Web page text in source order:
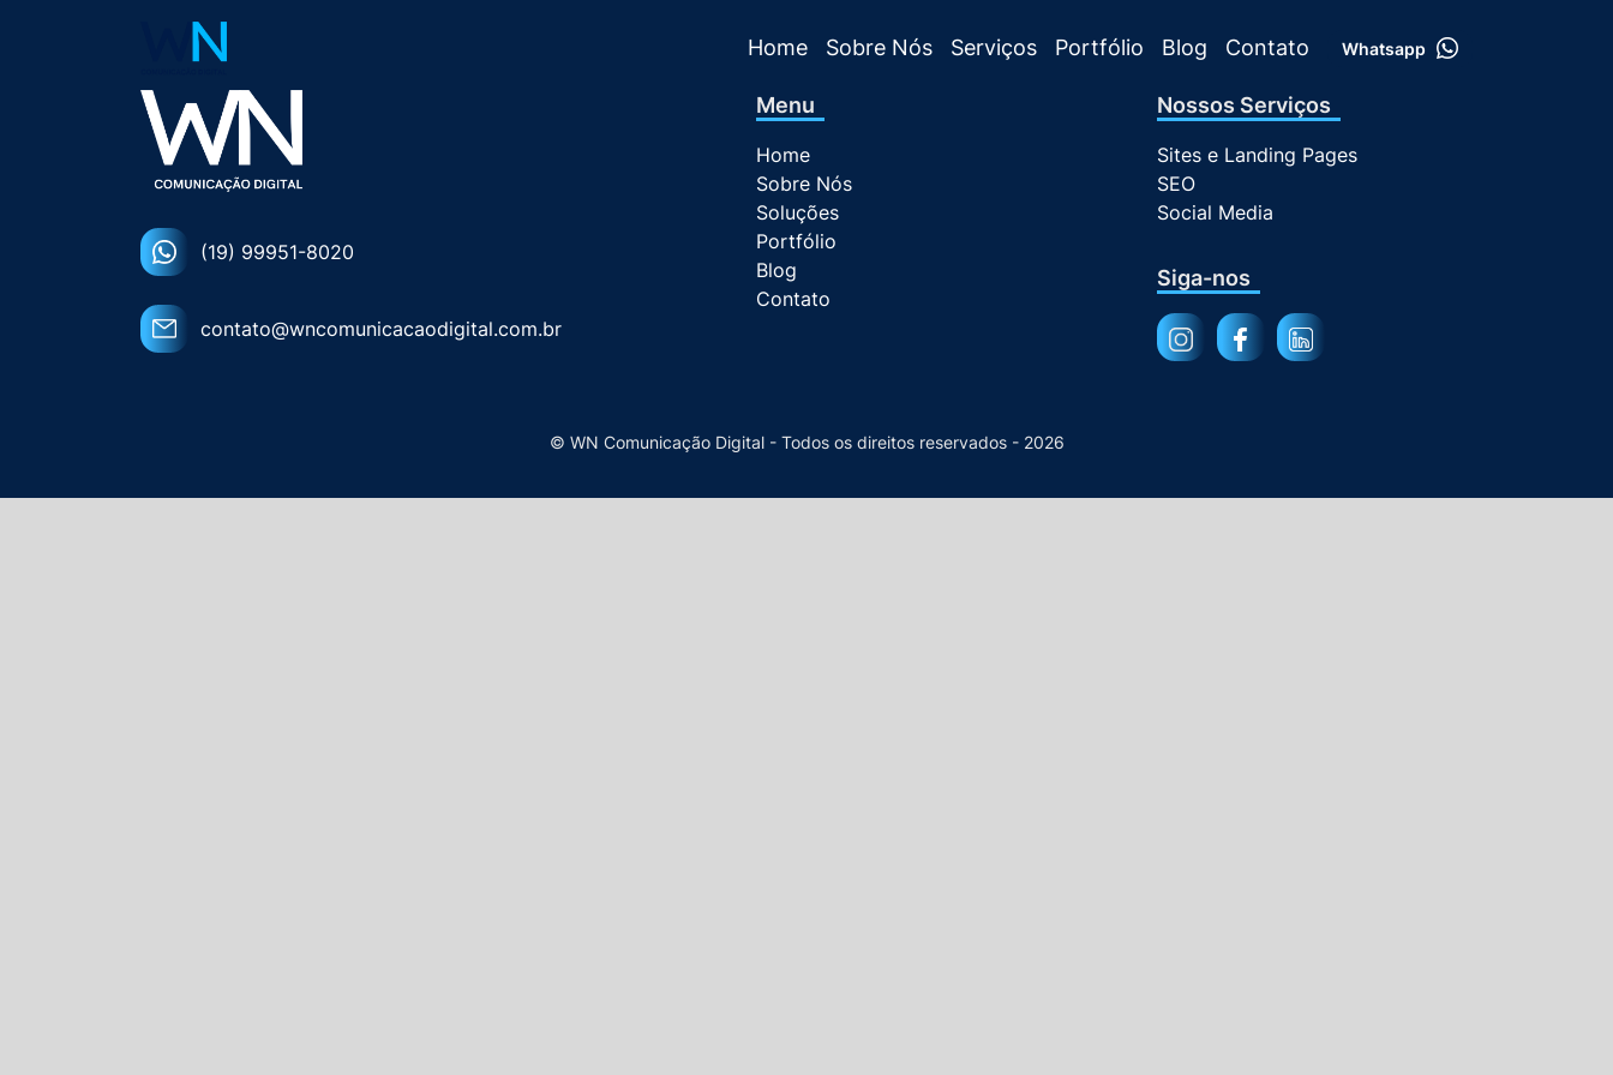
Home Sobre Nós Serviços Portfólio Blog Contato Whatsapp
(19) 99951-8020
contato@wncomunicacaodigital.com.br
Menu
Home
Sobre Nós
Soluções
Portfólio
Blog
Contato
Nossos Serviços
Sites e Landing Pages
SEO
Social Media
Siga-nos
© WN Comunicação Digital - Todos os direitos reservados - 2026